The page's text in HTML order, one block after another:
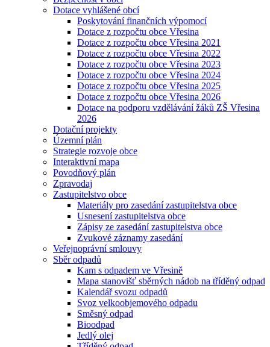
Dotace vyhlášené obcí
Poskytování finančních výpomocí
Dotace z rozpočtu obce Vřesina
Dotace z rozpočtu obce Vřesina 2021
Dotace z rozpočtu obce Vřesina 2022
Dotace z rozpočtu obce Vřesina 2023
Dotace z rozpočtu obce Vřesina 2024
Dotace z rozpočtu obce Vřesina 2025
Dotace z rozpočtu obce Vřesina 2026
Dotace na podporu vzdělávání žáků ZŠ Vřesina
2026
Dotační projekty
Územní plán
Strategie rozvoje obce
Interaktivní mapa
Povodňový plán
Zpravodaj
Zastupitelstvo obce
Materiály pro zasedání zastupitelstva obce
Usnesení zastupitelstva obce
Zápisy ze zasedání zastupitelstva obce
Zvukové záznamy zasedání
Veřejnoprávní smlouvy
Sběr odpadů
Kam s odpadem ve Vřesině
Mapa stanovišť sběrných nádob na tříděný odpad
Kalendář svozu odpadů
Svoz velkoobjemového odpadu
Směsný odpad
Bioodpad
Jedlý olej